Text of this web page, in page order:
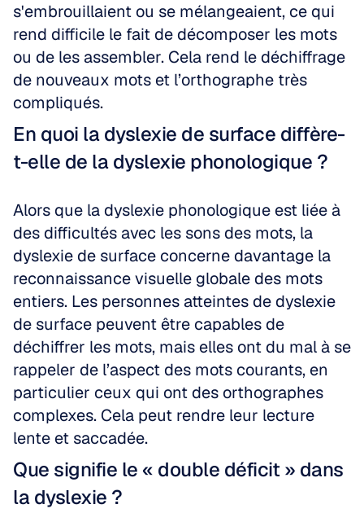
s'embrouillaient ou se mélangeaient, ce qui
rend difficile le fait de décomposer les mots
ou de les assembler. Cela rend le déchiffrage
de nouveaux mots et l’orthographe très
compliqués.
En quoi la dyslexie de surface diffère-
t-elle de la dyslexie phonologique ?
Alors que la dyslexie phonologique est liée à
des difficultés avec les sons des mots, la
dyslexie de surface concerne davantage la
reconnaissance visuelle globale des mots
entiers. Les personnes atteintes de dyslexie
de surface peuvent être capables de
déchiffrer les mots, mais elles ont du mal à se
rappeler de l’aspect des mots courants, en
particulier ceux qui ont des orthographes
complexes. Cela peut rendre leur lecture
lente et saccadée.
Que signifie le « double déficit » dans
la dyslexie ?